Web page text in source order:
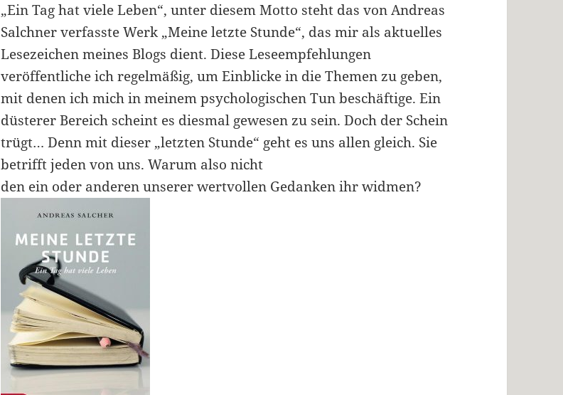
„Ein Tag hat viele Leben“, unter diesem Motto steht das von Andreas
Salchner verfasste Werk „Meine letzte Stunde“, das mir als aktuelles
Lesezeichen meines Blogs dient. Diese Leseempfehlungen
veröffentliche ich regelmäßig, um Einblicke in die Themen zu geben,
mit denen ich mich in meinem psychologischen Tun beschäftige. Ein
düsterer Bereich scheint es diesmal gewesen zu sein. Doch der Schein
trügt… Denn mit dieser „letzten Stunde“ geht es uns allen gleich. Sie
betrifft jeden von uns. Warum also nicht
den ein oder anderen unserer wertvollen Gedanken ihr widmen?